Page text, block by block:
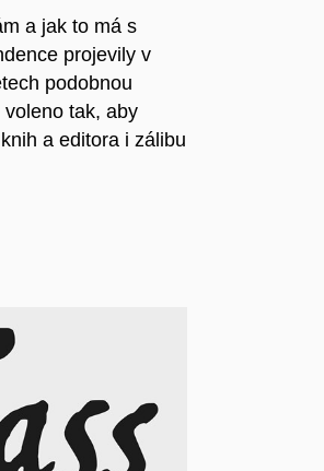
a jak to má s
projevily v
podobnou
tak, aby
a editora i zálibu